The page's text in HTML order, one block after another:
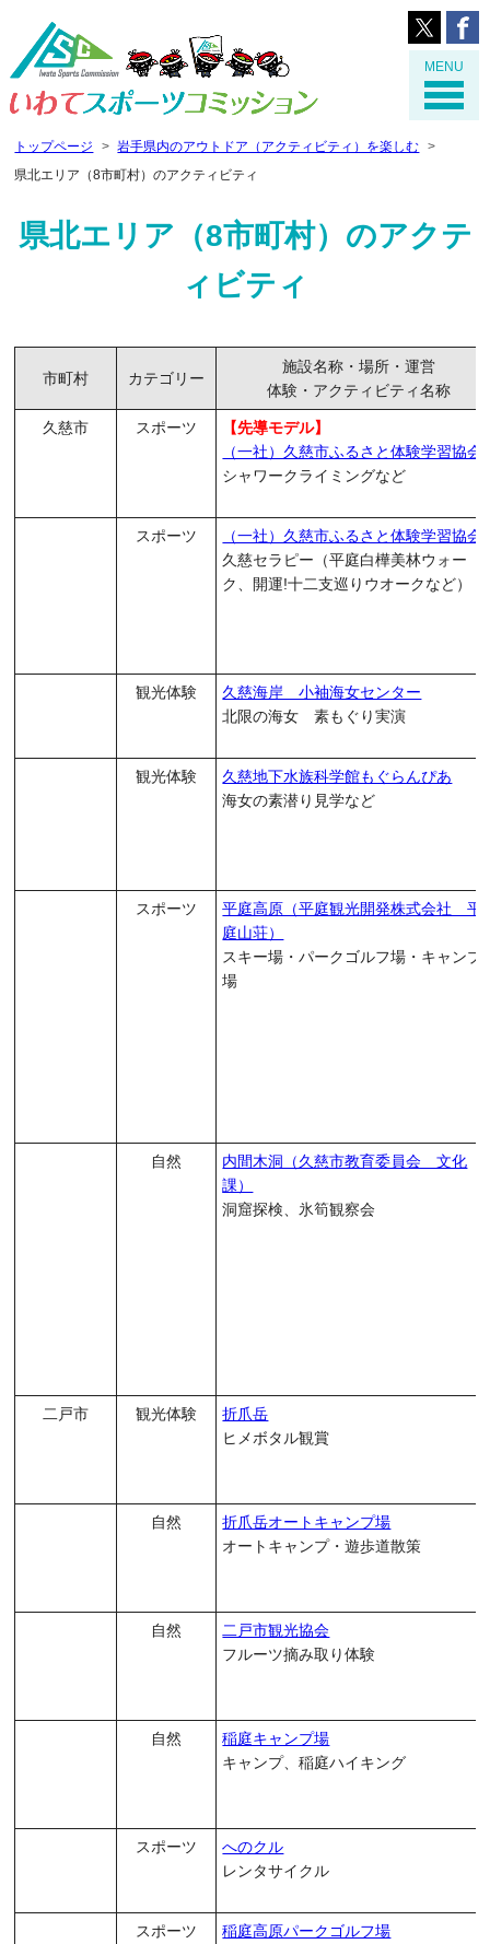
MENU
トップページ
岩手県内のアウトドア（アクティビティ）を楽しむ
県北エリア（8市町村）のアクティビティ
県北エリア（8市町村）のアクテ
ィビティ
市町村 カテゴリー
施設名称・場所・運営
体験・アクティビティ名称
久慈市 スポーツ
【先導モデル】
（一社）久慈市ふるさと体験学習協会
シャワークライミングなど
スポーツ
（一社）久慈市ふるさと体験学習協会
久慈セラピー（平庭白樺美林ウォー
ク、開運!十二支巡りウオークなど）
観光体験
久慈海岸 小袖海女センター
北限の海女 素もぐり実演
観光体験
久慈地下水族科学館もぐらんぴあ
海女の素潜り見学など
スポーツ
平庭高原（平庭観光開発株式会社 平
庭山荘）
スキー場・パークゴルフ場・キャンプ
場
自然
内間木洞（久慈市教育委員会 文化
課）
洞窟探検、氷筍観察会
二戸市 観光体験
折爪岳
ヒメボタル観賞
自然
折爪岳オートキャンプ場
オートキャンプ・遊歩道散策
自然
二戸市観光協会
フルーツ摘み取り体験
自然
稲庭キャンプ場
キャンプ、稲庭ハイキング
スポーツ
へのクル
レンタサイクル
スポーツ
稲庭高原パークゴルフ場